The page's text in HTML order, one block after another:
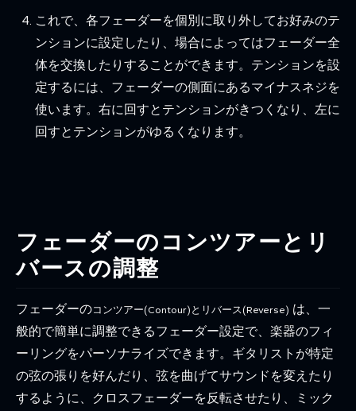
これで、各フェーダーを個別に取り外してお好みのテ
ンションに設定したり、場合によってはフェーダー全
体を交換したりすることができます。テンションを設
定するには、フェーダーの側面にあるマイナスネジを
使います。右に回すとテンションがきつくなり、左に
回すとテンションがゆるくなります。
フェーダーのコンツアーとリ
バースの調整
フェーダーのコンツアー(Contour)とリバース(Reverse) は、一
般的で簡単に調整できるフェーダー設定で、楽器のフィ
ーリングをパーソナライズできます。ギタリストが特定
の弦の張りを好んだり、弦を曲げてサウンドを変えたり
するように、クロスフェーダーを反転させたり、ミック